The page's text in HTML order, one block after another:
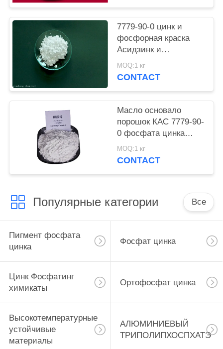
краской
7779-90-0 цинк и
фосфорная краска
Асидзинк и
фосфорной кислоты
анти- въедливая для
MOQ:1 кг
CONTACT
Масло основало
порошок КАС 7779-90-
0 фосфата цинка
краски для корабля и
стальные структуры
MOQ:1 кг
CONTACT
Популярные категории Все
Пигмент фосфата
цинка
Фосфат цинка
Цинк Фосфатинг
химикаты
Ортофосфат цинка
Высокотемпературные
устойчивые
материалы
АЛЮМИНИЕВЫЙ
ТРИПОЛИПХОСПХАТЭ